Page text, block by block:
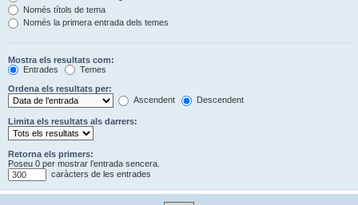
Només títols de tema
Només la primera entrada dels temes
Mostra els resultats com:
Entrades
Temes
Ordena els resultats per:
Ascendent
Descendent
Limita els resultats als darrers:
Retorna els primers:
Poseu 0 per mostrar l’entrada sencera.
caràcters de les entrades